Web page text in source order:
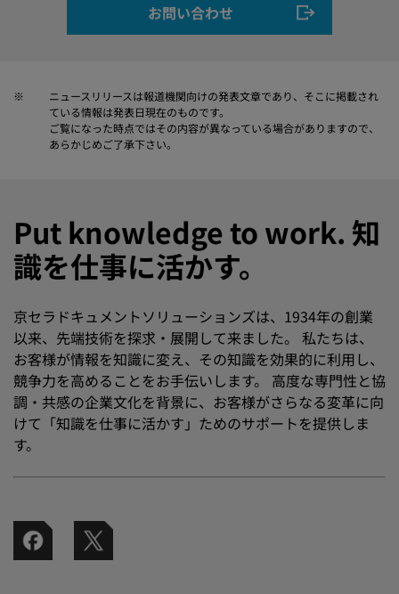
お問い合わせ
※
ニュースリリースは報道機関向けの発表文章であり、そこに掲載され
ている情報は発表日現在のものです。
ご覧になった時点ではその内容が異なっている場合がありますので、
あらかじめご了承下さい。
Put knowledge to work. 知
識を仕事に活かす。
京セラドキュメントソリューションズは、1934年の創業
以来、先端技術を探求・展開して来ました。 私たちは、
お客様が情報を知識に変え、その知識を効果的に利用し、
競争力を高めることをお手伝いします。 高度な専門性と協
調・共感の企業文化を背景に、お客様がさらなる変革に向
けて「知識を仕事に活かす」ためのサポートを提供しま
す。